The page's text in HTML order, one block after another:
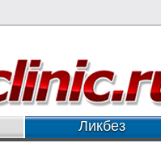
Ликбез